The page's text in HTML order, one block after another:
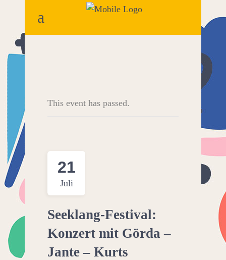
This event has passed.
21
Juli
Seeklang-Festival:
Konzert mit Görda –
Jante – Kurts